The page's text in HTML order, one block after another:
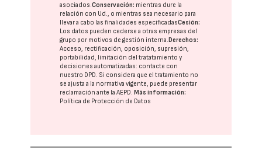
asociados.Conservación: mientras dure la
relación con Ud., o mientras sea necesario para
llevar a cabo las finalidades especificadasCesión:
Los datos pueden cederse a otras empresas del
grupo por motivos de gestión interna.Derechos:
Acceso, rectificación, oposición, supresión,
portabilidad, limitación del tratatamiento y
decisiones automatizadas: contacte con
nuestro DPD. Si considera que el tratamiento no
se ajusta a la normativa vigente, puede presentar
reclamación ante laAEPD.Más información:
Política de Protección de Datos